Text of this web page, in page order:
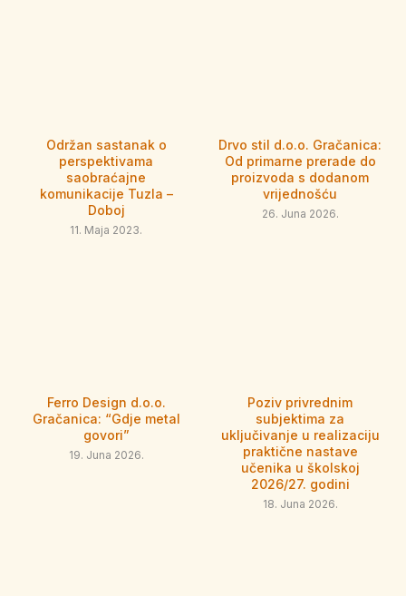
Održan sastanak o
perspektivama
saobraćajne
komunikacije Tuzla –
Doboj
11. Maja 2023.
Drvo stil d.o.o. Gračanica:
Od primarne prerade do
proizvoda s dodanom
vrijednošću
26. Juna 2026.
Ferro Design d.o.o.
Gračanica: “Gdje metal
govori”
19. Juna 2026.
Poziv privrednim
subjektima za
uključivanje u realizaciju
praktične nastave
učenika u školskoj
2026/27. godini
18. Juna 2026.